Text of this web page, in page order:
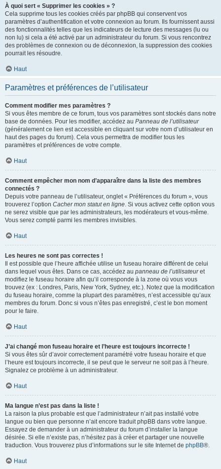
À quoi sert « Supprimer les cookies » ?
Cela supprime tous les cookies créés par phpBB qui conservent vos
paramètres d’authentification et votre connexion au forum. Ils fournissent aussi
des fonctionnalités telles que les indicateurs de lecture des messages (lu ou
non lu) si cela a été activé par un administrateur du forum. Si vous rencontrez
des problèmes de connexion ou de déconnexion, la suppression des cookies
pourrait les résoudre.
Haut
Paramètres et préférences de l’utilisateur
Comment modifier mes paramètres ?
Si vous êtes membre de ce forum, tous vos paramètres sont stockés dans notre
base de données. Pour les modifier, accédez au Panneau de l’utilisateur
(généralement ce lien est accessible en cliquant sur votre nom d’utilisateur en
haut des pages du forum). Cela vous permettra de modifier tous les
paramètres et préférences de votre compte.
Haut
Comment empêcher mon nom d’apparaître dans la liste des membres
connectés ?
Depuis votre panneau de l’utilisateur, onglet « Préférences du forum », vous
trouverez l’option Cacher mon statut en ligne. Si vous activez cette option vous
ne serez visible que par les administrateurs, les modérateurs et vous-même.
Vous serez compté parmi les membres invisibles.
Haut
Les heures ne sont pas correctes !
Il est possible que l’heure affichée utilise un fuseau horaire différent de celui
dans lequel vous êtes. Dans ce cas, accédez au panneau de l’utilisateuret
modifiez le fuseau horaire afin qu’il corresponde à la zone où vous vous
trouvez (ex : Londres, Paris, New York, Sydney, etc.). Notez que la modification
du fuseau horaire, comme la plupart des paramètres, n’est accessible qu’aux
membres du forum. Donc si vous n’êtes pas enregistré, c’est le bon moment
pour le faire.
Haut
J’ai changé mon fuseau horaire et l’heure est toujours incorrecte !
Si vous êtes sûr d’avoir correctement paramétré votre fuseau horaire et que
l’heure est toujours incorrecte, il se peut que le serveur ne soit pas à l’heure.
Signalez ce problème à un administrateur.
Haut
Ma langue n’est pas dans la liste !
La raison la plus probable est que l’administrateur n’ait pas installé votre
langue ou bien que personne n’ait encore traduit phpBB dans votre langue.
Essayez de demander à un administrateur du forum d’installer la langue
désirée. Si elle n’existe pas, n’hésitez pas à créer et partager une nouvelle
traduction. Vous trouverez plus d’informations sur le site Internet de phpBB®.
Haut